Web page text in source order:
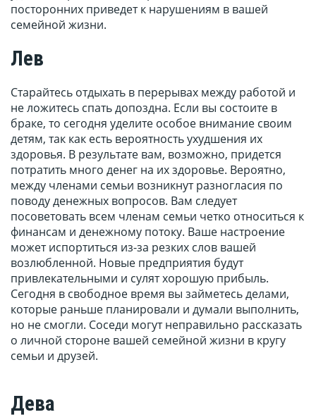
посторонних приведет к нарушениям в вашей
семейной жизни.
Лев
Старайтесь отдыхать в перерывах между работой и
не ложитесь спать допоздна. Если вы состоите в
браке, то сегодня уделите особое внимание своим
детям, так как есть вероятность ухудшения их
здоровья. В результате вам, возможно, придется
потратить много денег на их здоровье. Вероятно,
между членами семьи возникнут разногласия по
поводу денежных вопросов. Вам следует
посоветовать всем членам семьи четко относиться к
финансам и денежному потоку. Ваше настроение
может испортиться из-за резких слов вашей
возлюбленной. Новые предприятия будут
привлекательными и сулят хорошую прибыль.
Сегодня в свободное время вы займетесь делами,
которые раньше планировали и думали выполнить,
но не смогли. Соседи могут неправильно рассказать
о личной стороне вашей семейной жизни в кругу
семьи и друзей.
Дева